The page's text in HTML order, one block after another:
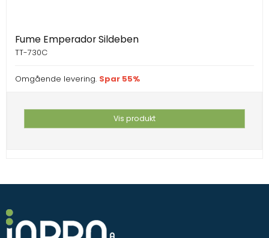
Fume Emperador Sildeben
TT-730C
Omgående levering. Spar 55%
Vis produkt